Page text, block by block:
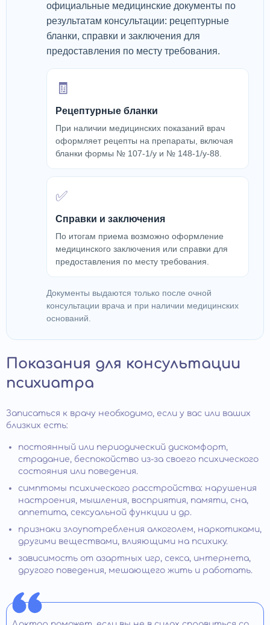
официальные медицинские документы по
результатам консультации: рецептурные
бланки, справки и заключения для
предоставления по месту требования.
🧾
Рецептурные бланки
При наличии медицинских показаний врач
оформляет рецепты на препараты, включая
бланки формы № 107-1/у и № 148-1/у-88.
✅
Справки и заключения
По итогам приема возможно оформление
медицинского заключения или справки для
предоставления по месту требования.
Документы выдаются только после очной
консультации врача и при наличии медицинских
оснований.
Показания для консультации
психиатра
Записаться к врачу необходимо, если у вас или ваших
близких есть:
постоянный или периодический дискомфорт,
страдание, беспокойство из-за своего психического
состояния или поведения.
симптомы психического расстройства: нарушения
настроения, мышления, восприятия, памяти, сна,
аппетита, сексуальной функции и др.
признаки злоупотребления алкоголем, наркотиками,
другими веществами, влияющими на психику.
зависимость от азартных игр, секса, интернета,
другого поведения, мешающего жить и работать.